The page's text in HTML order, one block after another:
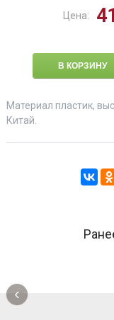
Цена:
Материал пластик,
Китай.
‹